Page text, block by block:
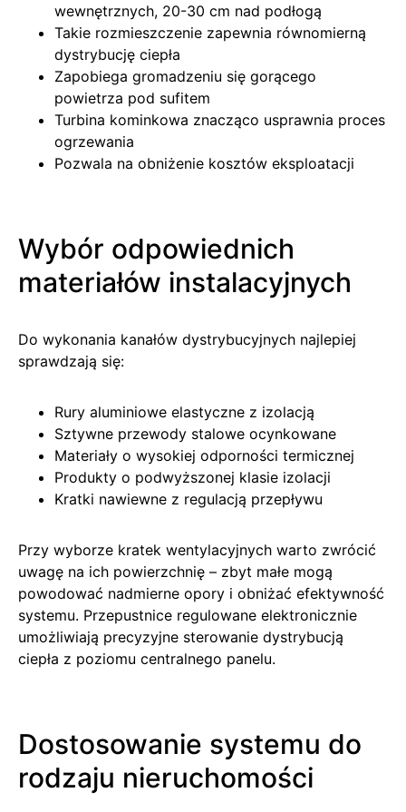
wewnętrznych, 20-30 cm nad podłogą
Takie rozmieszczenie zapewnia równomierną
dystrybucję ciepła
Zapobiega gromadzeniu się gorącego
powietrza pod sufitem
Turbina kominkowa znacząco usprawnia proces
ogrzewania
Pozwala na obniżenie kosztów eksploatacji
Wybór odpowiednich
materiałów instalacyjnych
Do wykonania kanałów dystrybucyjnych najlepiej
sprawdzają się:
Rury aluminiowe elastyczne z izolacją
Sztywne przewody stalowe ocynkowane
Materiały o wysokiej odporności termicznej
Produkty o podwyższonej klasie izolacji
Kratki nawiewne z regulacją przepływu
Przy wyborze kratek wentylacyjnych warto zwrócić
uwagę na ich powierzchnię – zbyt małe mogą
powodować nadmierne opory i obniżać efektywność
systemu. Przepustnice regulowane elektronicznie
umożliwiają precyzyjne sterowanie dystrybucją
ciepła z poziomu centralnego panelu.
Dostosowanie systemu do
rodzaju nieruchomości